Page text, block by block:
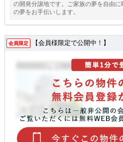
の開発分譲地です。ご家族の夢を自由
の夢をお手伝いします。
会員限定 【会員様限定で公開中！】